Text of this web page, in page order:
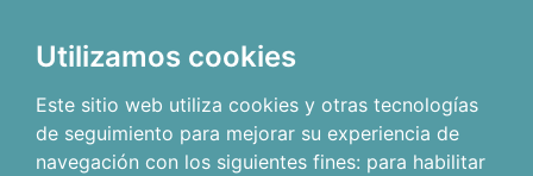
Utilizamos cookies
Este sitio web utiliza cookies y otras tecnologías
de seguimiento para mejorar su experiencia de
navegación con los siguientes fines: para habilitar